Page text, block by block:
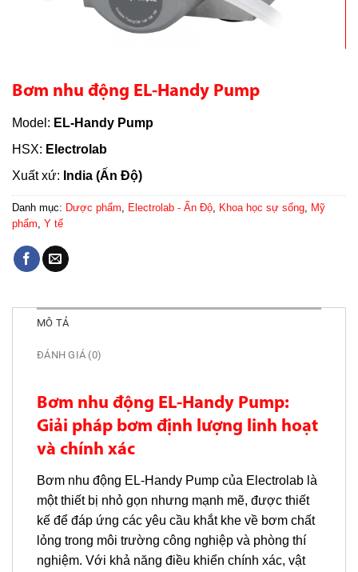
Bơm nhu động EL-Handy Pump
Model: EL-Handy Pump
HSX: Electrolab
Xuất xứ: India (Ấn Độ)
Danh mục: Dược phẩm Electrolab - Ấn Độ Khoa học sự sống Mỹ
phẩm Y tế
MÔ TẢ
ĐÁNH GIÁ (0)
Bơm nhu động EL-Handy Pump:
Giải pháp bơm định lượng linh hoạt
và chính xác
Bơm nhu động EL-Handy Pump của Electrolab là
một thiết bị nhỏ gọn nhưng mạnh mẽ, được thiết
kế để đáp ứng các yêu cầu khắt khe về bơm chất
lỏng trong môi trường công nghiệp và phòng thí
nghiệm. Với khả năng điều khiển chính xác, vật